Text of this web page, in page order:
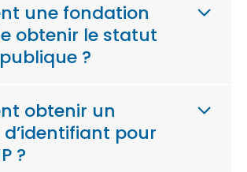
une fondation
obtenir le statut
?
obtenir un
pour
?